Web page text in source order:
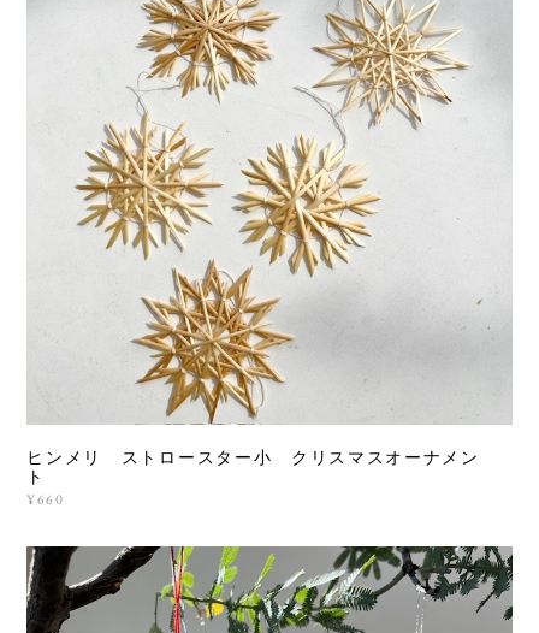
ヒンメリ ストロースター小 クリスマスオーナメン
ト
¥660